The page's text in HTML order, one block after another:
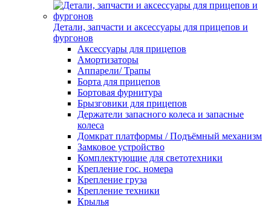
Детали, запчасти и аксессуары для прицепов и
фургонов
Аксессуары для прицепов
Амортизаторы
Аппарели/ Трапы
Борта для прицепов
Бортовая фурнитура
Брызговики для прицепов
Держатели запасного колеса и запасные
колеса
Домкрат платформы / Подъёмный механизм
Замковое устройство
Комплектующие для светотехники
Крепление гос. номера
Крепление груза
Крепление техники
Крылья